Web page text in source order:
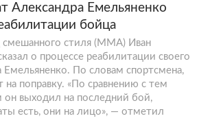
Александра Емельяненко
бойца
смешанного стиля (MMA) Иван
о процессе реабилитации своего
Емельяненко. По словам спортсмена,
на поправку. «По сравнению с тем
он выходил на последний бой,
есть, они на лицо», — отметил